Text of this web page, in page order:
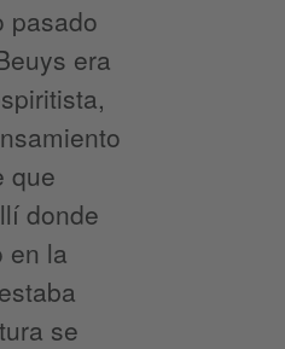
pasado
era
que
donde
en la
se